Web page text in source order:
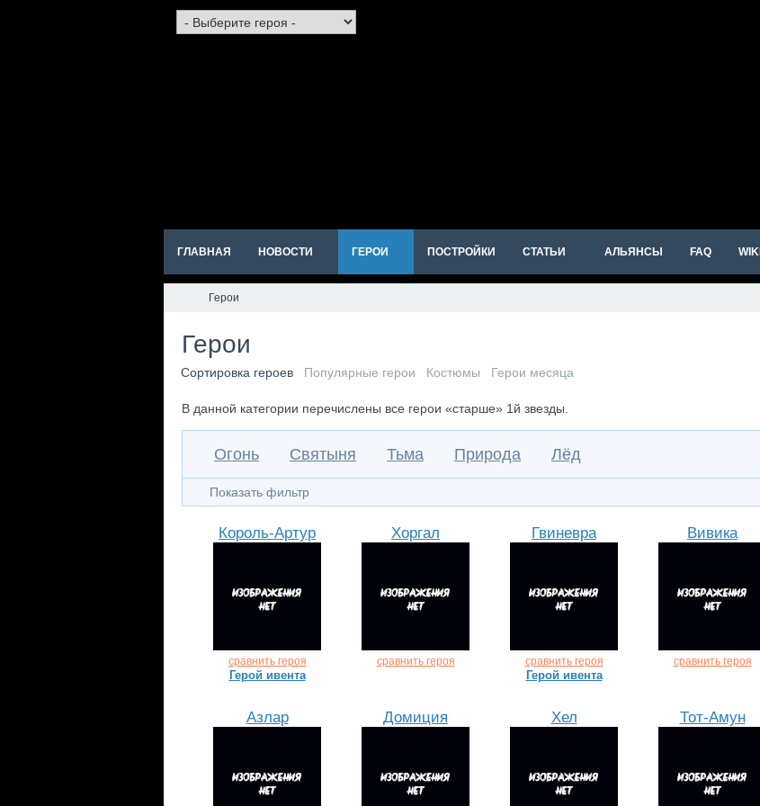
ГЛАВНАЯ НОВОСТИ ГЕРОИ ПОСТРОЙКИ СТАТЬИ АЛЬЯНСЫ FAQ WIKI
Герои
Герои
Сортировка героев Популярные герои Костюмы Герои месяца
В данной категории перечислены все герои «старше» 1й звезды.
Огонь Святыня Тьма Природа Лёд
Показать фильтр
Король-Артур
сравнить героя
Герой ивента
Хоргал
сравнить героя
Гвиневра
сравнить героя
Герой ивента
Вивика
сравнить героя
Азлар Домиция Хел Тот-Амун